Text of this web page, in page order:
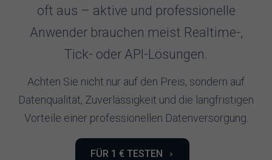
oft aus – aktive und professionelle
Anwender brauchen meist Realtime-,
Tick- oder API-Lösungen.
Achten Sie nicht nur auf den Preis, sondern auf
Datenqualität, Zuverlässigkeit und die langfristigen
Vorteile einer professionellen Datenversorgung.
FÜR 1 € TESTEN ›